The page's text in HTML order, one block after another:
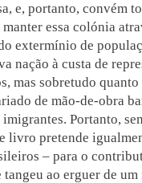
e, portanto, convém
essa colónia
extermínio de
nação à custa de
mas sobretudo
de mão-de-obra
Portanto,
livro pretende
– para o
ao erguer de